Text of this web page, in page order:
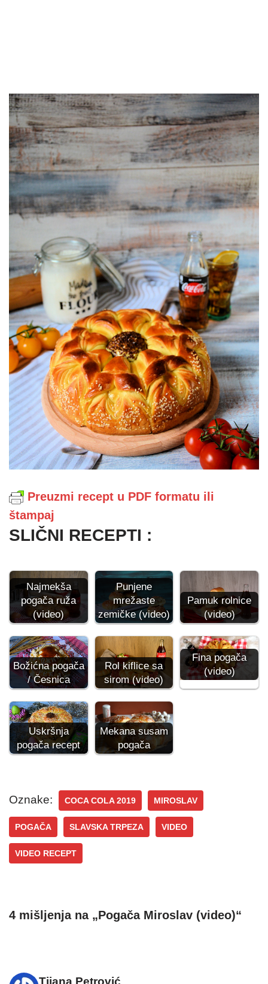
Preuzmi recept u PDF formatu ili
štampaj
SLIČNI RECEPTI :
Najmekša
pogača ruža
(video)
Punjene
mrežaste
zemičke (video)
Pamuk rolnice
(video)
Božićna pogača
/ Česnica
Rol kiflice sa
sirom (video)
Fina pogača
(video)
Uskršnja
pogača recept
Mekana susam
pogača
Oznake: COCA COLA 2019 MIROSLAV
POGAČA SLAVSKA TRPEZA VIDEO
VIDEO RECEPT
4 mišljenja na „Pogača Miroslav (video)“
Tijana Petrović